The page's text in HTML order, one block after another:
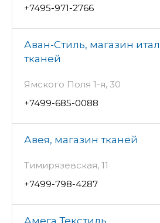
+7495-971-2766
Аван-Стиль, магазин
тканей
Ямского Поля 1-я, 30
+7499-685-0088
Авея, магазин тканей
Тимирязевская, 11
+7499-798-4287
Амега Текстиль